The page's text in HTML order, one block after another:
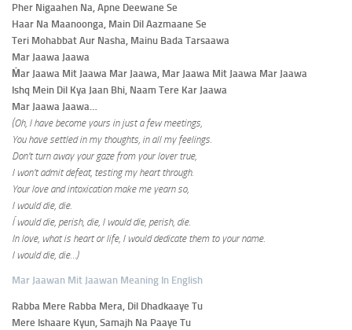
Pher Nigaahen Na, Apne Deewane Se
Haar Na Maanoonga, Main Dil Aazmaane Se
Teri Mohabbat Aur Nasha, Mainu Bada Tarsaawa
Mar Jaawa Jaawa
Ṁar Jaawa Mit Jaawa Mar Jaawa, Mar Jaawa Mit Jaawa Mar Jaawa
Ishq Mein Dil Kya Jaan Bhi, Naam Tere Kar Jaawa
Mar Jaawa Jaawa…
(Oh, I have become yours in just a few meetings,
You have settled in my thoughts, in all my feelings.
Don’t turn away your gaze from your lover true,
I won’t admit defeat, testing my heart through.
Your love and intoxication make me yearn so,
I would die, die.
Íwould die, perish, die, I would die, perish, die.
In love, what is heart or life, I would dedicate them to your name.
I would die, die…)
Mar Jaawan Mit Jaawan Meaning In English
Rabba Mere Rabba Mera, Dil Dhadkaaye Tu
Mere Ishaare Kyun, Samajh Na Paaye Tu